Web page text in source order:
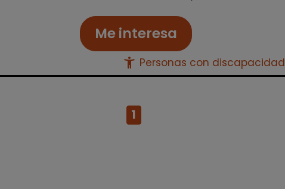
Me interesa
accessibility_new Personas con discapacidad
1